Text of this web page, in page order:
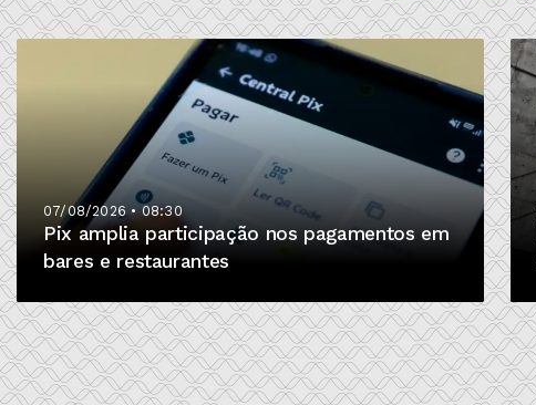
07/08/2026 • 08:30
Pix amplia participação nos pagamentos em
bares e restaurantes